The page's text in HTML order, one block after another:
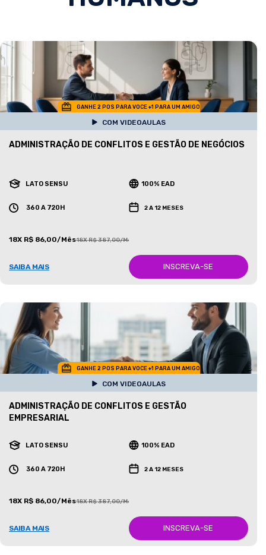
GANHE 2 POS PARA VOCE +1 PARA UM AMIGO
COM VIDEOAULAS
ADMINISTRAÇÃO DE CONFLITOS E GESTÃO DE NEGÓCIOS
LATO SENSU 100% EAD
360 A 720H 2 A 12 MESES
18X R$ 86,00/Mês18X R$ 387,00/Mês
SAIBA MAIS INSCREVA-SE
GANHE 2 POS PARA VOCE +1 PARA UM AMIGO
COM VIDEOAULAS
ADMINISTRAÇÃO DE CONFLITOS E GESTÃO
EMPRESARIAL
LATO SENSU 100% EAD
360 A 720H 2 A 12 MESES
18X R$ 86,00/Mês18X R$ 387,00/Mês
SAIBA MAIS INSCREVA-SE